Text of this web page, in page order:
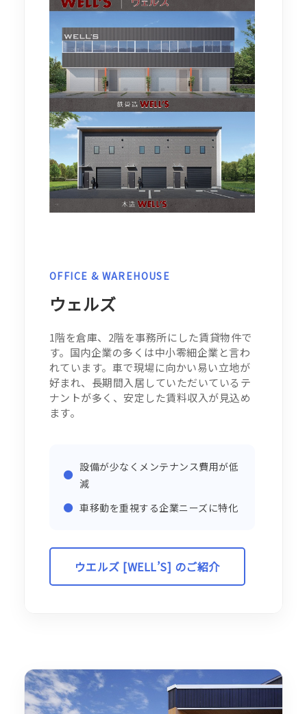
OFFICE & WAREHOUSE
ウェルズ
1階を倉庫、2階を事務所にした賃貸物件で
す。国内企業の多くは中小零細企業と言わ
れています。車で現場に向かい易い立地が
好まれ、長期間入居していただいているテ
ナントが多く、安定した賃料収入が見込め
ます。
●
設備が少なくメンテナンス費用が低
減
● 車移動を重視する企業ニーズに特化
ウエルズ [WELL’S] のご紹介